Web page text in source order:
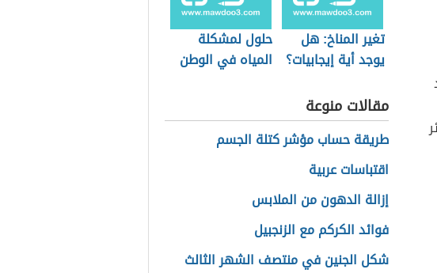
تغير المناخ: هل
يوجد أية إيجابيات؟
حلول لمشكلة
المياه في الوطن
مقالات منوعة
طريقة حساب مؤشر كتلة الجسم
اقتباسات عربية
إزالة الدهون من الملابس
فوائد الكركم مع الزنجبيل
شكل الجنين في منتصف الشهر الثالث